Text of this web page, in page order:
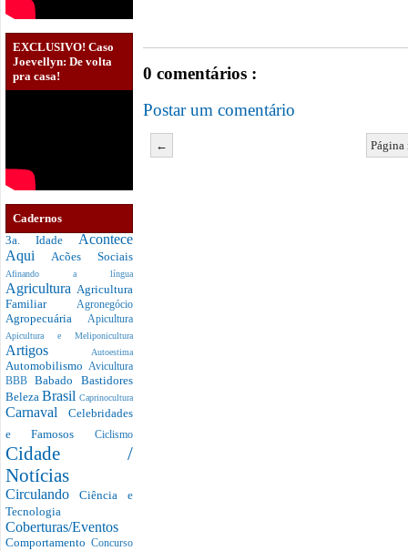
EXCLUSIVO! Caso
Joevellyn: De volta
pra casa!
Cadernos
3a. Idade Acontece
Aqui Acões Sociais
Afinando a língua
Agricultura Agricultura
Familiar Agronegócio
Agropecuária Apicultura
Apicultura e Meliponicultura
Artigos Autoestima
Automobilismo Avicultura
BBBBabado Bastidores
Beleza Brasil Caprinocultura
Carnaval Celebridades
e Famosos Ciclismo
Cidade /
Notícias
CirculandoCiência e
Tecnologia
Coberturas/Eventos
Comportamento Concurso
0 comentários :
Postar um comentário
←